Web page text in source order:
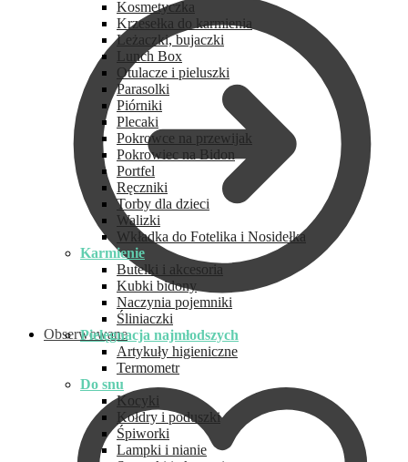
Obserwowane
Kosmetyczka
Krzesełka do karmienia
Leżaczki, bujaczki
Lunch Box
Otulacze i pieluszki
Parasolki
Piórniki
Plecaki
Pokrowce na przewijak
Pokrowiec na Bidon
Portfel
Ręczniki
Torby dla dzieci
Walizki
Wkładka do Fotelika i Nosidełka
Karmienie
Butelki i akcesoria
Kubki bidony
Naczynia pojemniki
Śliniaczki
Pielęgnacja najmłodszych
Artykuły higieniczne
Termometr
Do snu
Kocyki
Kołdry i poduszki
Śpiworki
Lampki i nianie